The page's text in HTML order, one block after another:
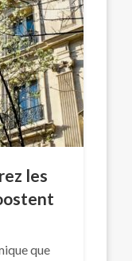
les
que